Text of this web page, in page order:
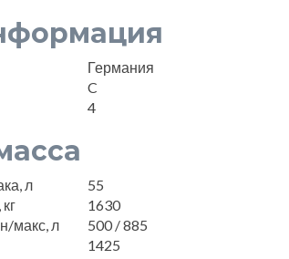
Германия
C
4
л
55
1630
макс, л
500 / 885
1425